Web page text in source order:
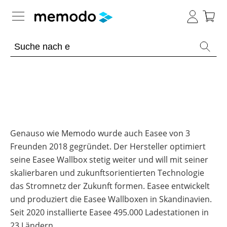
Webinare
Webinare
Memodos
Webinare
mit
Herstellern
Webinar
Archiv
Spezial
Wissen
Webinare
E-
Learning
Übersicht
Themenbereiche
PV-
Anlagen
Module
Heimspeicher
Werkzeuge
Übersicht
Produkt-
Kataloge
Sonstiges
Wiki
Gewerbe-Wissen
Themenbereiche
Gewerbespeicher
Großprojekte
Werkzeuge
Übersicht
Wärme-Wissen
Übersicht
Themenbereiche
Werkzeuge
E-Mobility
Übersicht
Themenbereiche
News
Genauso wie Memodo wurde auch Easee von 3
Freunden 2018 gegründet. Der Hersteller optimiert
seine Easee Wallbox stetig weiter und will mit seiner
skalierbaren und zukunftsorientierten Technologie
das Stromnetz der Zukunft formen. Easee entwickelt
und produziert die Easee Wallboxen in Skandinavien.
Seit 2020 installierte Easee 495.000 Ladestationen in